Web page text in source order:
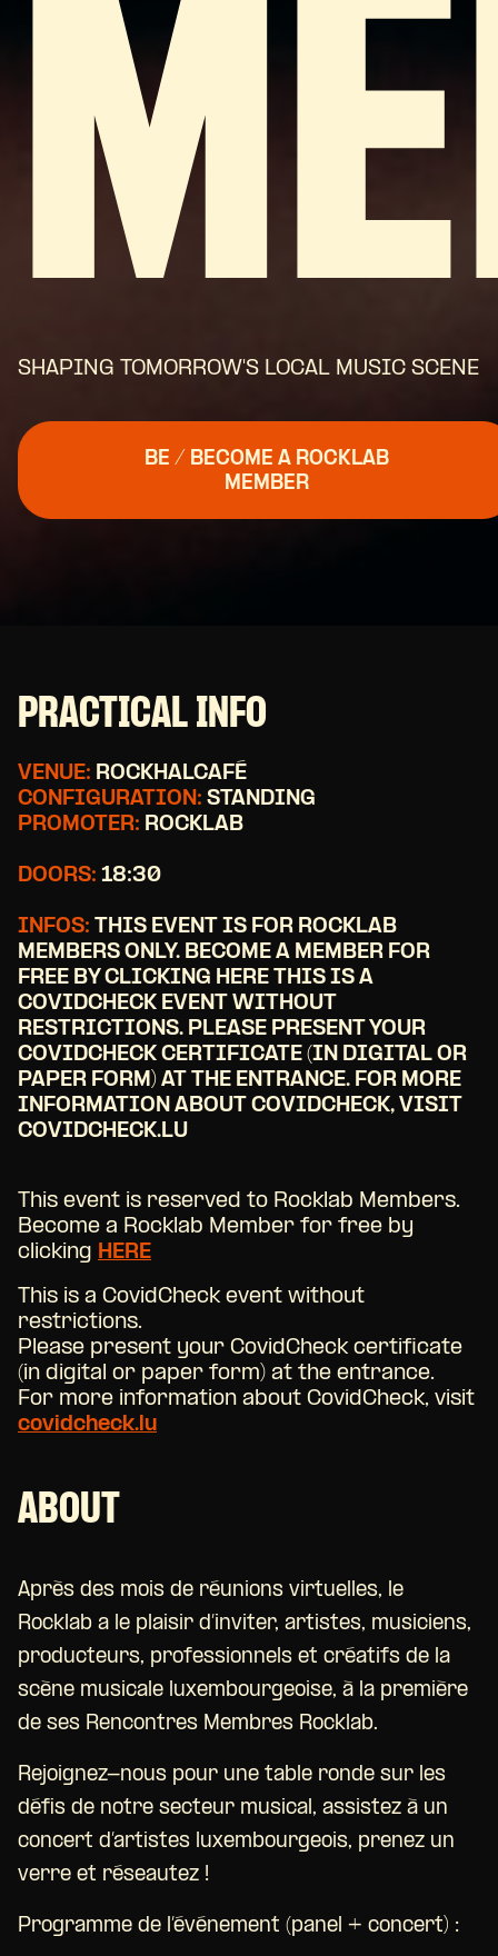
SHAPING TOMORROW'S LOCAL MUSIC SCENE
BE / BECOME A ROCKLAB
MEMBER
PRACTICAL INFO
VENUE: ROCKHALCAFÉ
CONFIGURATION: STANDING
PROMOTER: ROCKLAB
DOORS: 18:30
INFOS: THIS EVENT IS FOR ROCKLAB
MEMBERS ONLY. BECOME A MEMBER FOR
FREE BY CLICKING HERE THIS IS A
COVIDCHECK EVENT WITHOUT
RESTRICTIONS. PLEASE PRESENT YOUR
COVIDCHECK CERTIFICATE (IN DIGITAL OR
PAPER FORM) AT THE ENTRANCE. FOR MORE
INFORMATION ABOUT COVIDCHECK, VISIT
COVIDCHECK.LU
This event is reserved to Rocklab Members.
Become a Rocklab Member for free by
clicking HERE
This is a CovidCheck event without
restrictions.
Please present your CovidCheck certificate
(in digital or paper form) at the entrance.
For more information about CovidCheck, visit
covidcheck.lu
ABOUT
Après des mois de réunions virtuelles, le
Rocklab a le plaisir d’inviter, artistes, musiciens,
producteurs, professionnels et créatifs de la
scène musicale luxembourgeoise, à la première
de ses Rencontres Membres Rocklab.
Rejoignez-nous pour une table ronde sur les
défis de notre secteur musical, assistez à un
concert d’artistes luxembourgeois, prenez un
verre et réseautez !
Programme de l’événement (panel + concert) :